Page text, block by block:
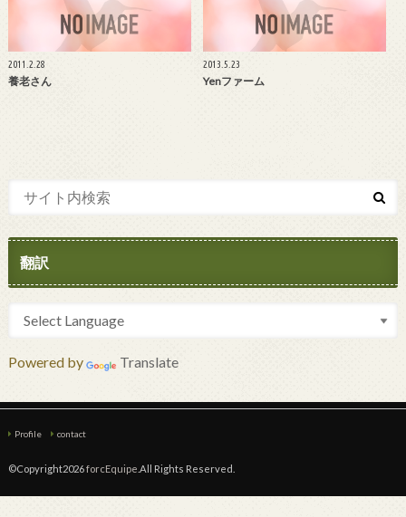
2011.2.28
養老さん
2013.5.23
Yenファーム
翻訳
Powered by Translate
Profile contact
©Copyright2026forcEquipe .All Rights Reserved.